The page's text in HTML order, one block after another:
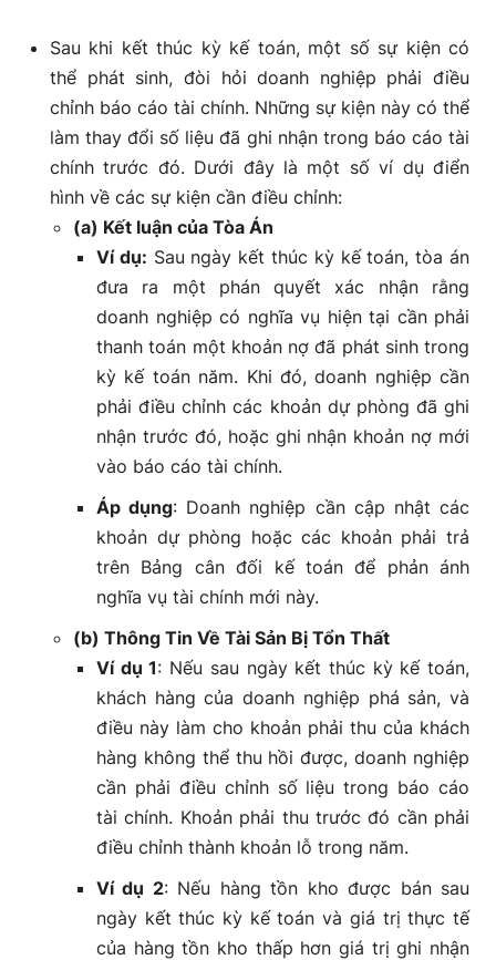
Sau khi kết thúc kỳ kế toán, một số sự kiện có
thể phát sinh, đòi hỏi doanh nghiệp phải điều
chỉnh báo cáo tài chính. Những sự kiện này có thể
làm thay đổi số liệu đã ghi nhận trong báo cáo tài
chính trước đó. Dưới đây là một số ví dụ điển
hình về các sự kiện cần điều chỉnh:
(a) Kết luận của Tòa Án
Ví dụ: Sau ngày kết thúc kỳ kế toán, tòa án
đưa ra một phán quyết xác nhận rằng
doanh nghiệp có nghĩa vụ hiện tại cần phải
thanh toán một khoản nợ đã phát sinh trong
kỳ kế toán năm. Khi đó, doanh nghiệp cần
phải điều chỉnh các khoản dự phòng đã ghi
nhận trước đó, hoặc ghi nhận khoản nợ mới
vào báo cáo tài chính.
Áp dụng: Doanh nghiệp cần cập nhật các
khoản dự phòng hoặc các khoản phải trả
trên Bảng cân đối kế toán để phản ánh
nghĩa vụ tài chính mới này.
(b) Thông Tin Về Tài Sản Bị Tổn Thất
Ví dụ 1: Nếu sau ngày kết thúc kỳ kế toán,
khách hàng của doanh nghiệp phá sản, và
điều này làm cho khoản phải thu của khách
hàng không thể thu hồi được, doanh nghiệp
cần phải điều chỉnh số liệu trong báo cáo
tài chính. Khoản phải thu trước đó cần phải
điều chỉnh thành khoản lỗ trong năm.
Ví dụ 2: Nếu hàng tồn kho được bán sau
ngày kết thúc kỳ kế toán và giá trị thực tế
của hàng tồn kho thấp hơn giá trị ghi nhận